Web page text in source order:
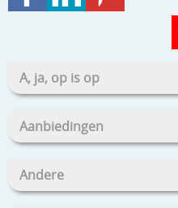
A, ja, op is op
Aanbiedingen
Andere